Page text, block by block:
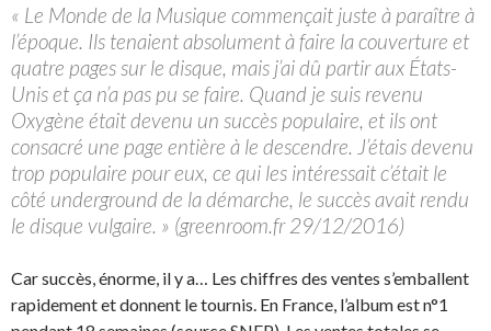
« Le Monde de la Musique commençait juste à paraître à
l’époque. Ils tenaient absolument à faire la couverture et
quatre pages sur le disque, mais j’ai dû partir aux États-
Unis et ça n’a pas pu se faire. Quand je suis revenu
Oxygène était devenu un succès populaire, et ils ont
consacré une page entière à le descendre. J’étais devenu
trop populaire pour eux, ce qui les intéressait c’était le
côté underground de la démarche, le succès avait rendu
le disque vulgaire. » (greenroom.fr 29/12/2016)
Car succès, énorme, il y a… Les chiffres des ventes s’emballent
rapidement et donnent le tournis. En France, l’album est n°1